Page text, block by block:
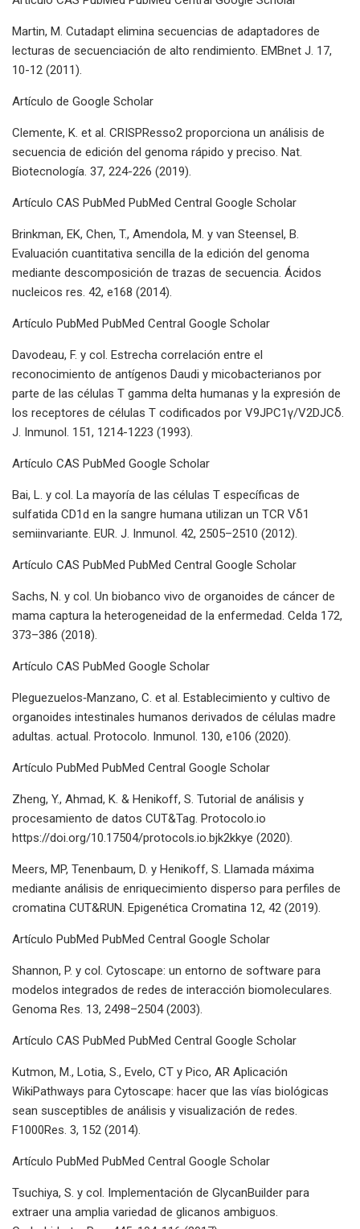
Martin, M. Cutadapt elimina secuencias de adaptadores de
lecturas de secuenciación de alto rendimiento. EMBnet J. 17,
10-12 (2011).
Artículo de Google Scholar
Clemente, K. et al. CRISPResso2 proporciona un análisis de
secuencia de edición del genoma rápido y preciso. Nat.
Biotecnología. 37, 224-226 (2019).
Artículo CAS PubMed PubMed Central Google Scholar
Brinkman, EK, Chen, T., Amendola, M. y van Steensel, B.
Evaluación cuantitativa sencilla de la edición del genoma
mediante descomposición de trazas de secuencia. Ácidos
nucleicos res. 42, e168 (2014).
Artículo PubMed PubMed Central Google Scholar
Davodeau, F. y col. Estrecha correlación entre el
reconocimiento de antígenos Daudi y micobacterianos por
parte de las células T gamma delta humanas y la expresión de
los receptores de células T codificados por V9JPC1γ/V2DJCδ.
J. Inmunol. 151, 1214-1223 (1993).
Artículo CAS PubMed Google Scholar
Bai, L. y col. La mayoría de las células T específicas de
sulfatida CD1d en la sangre humana utilizan un TCR Vδ1
semiinvariante. EUR. J. Inmunol. 42, 2505–2510 (2012).
Artículo CAS PubMed PubMed Central Google Scholar
Sachs, N. y col. Un biobanco vivo de organoides de cáncer de
mama captura la heterogeneidad de la enfermedad. Celda 172,
373–386 (2018).
Artículo CAS PubMed Google Scholar
Pleguezuelos‐Manzano, C. et al. Establecimiento y cultivo de
organoides intestinales humanos derivados de células madre
adultas. actual. Protocolo. Inmunol. 130, e106 (2020).
Artículo PubMed PubMed Central Google Scholar
Zheng, Y., Ahmad, K. & Henikoff, S. Tutorial de análisis y
procesamiento de datos CUT&Tag. Protocolo.io
https://doi.org/10.17504/protocols.io.bjk2kkye (2020).
Meers, MP, Tenenbaum, D. y Henikoff, S. Llamada máxima
mediante análisis de enriquecimiento disperso para perfiles de
cromatina CUT&RUN. Epigenética Cromatina 12, 42 (2019).
Artículo PubMed PubMed Central Google Scholar
Shannon, P. y col. Cytoscape: un entorno de software para
modelos integrados de redes de interacción biomoleculares.
Genoma Res. 13, 2498–2504 (2003).
Artículo CAS PubMed PubMed Central Google Scholar
Kutmon, M., Lotia, S., Evelo, CT y Pico, AR Aplicación
WikiPathways para Cytoscape: hacer que las vías biológicas
sean susceptibles de análisis y visualización de redes.
F1000Res. 3, 152 (2014).
Artículo PubMed PubMed Central Google Scholar
Tsuchiya, S. y col. Implementación de GlycanBuilder para
extraer una amplia variedad de glicanos ambiguos.